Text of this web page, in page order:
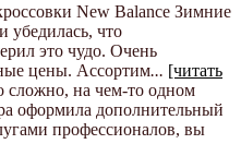
New Balance Зимние
убедилась, что
это чудо. Очень
цены. Ассортим... [читать
сложно, на чем-то одном
оформила дополнительный
профессионалов, вы